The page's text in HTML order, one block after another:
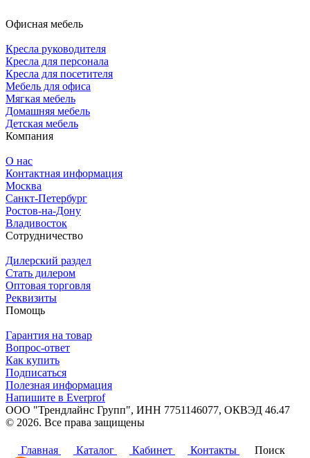
Офисная мебель
Кресла руководителя
Кресла для персонала
Кресла для посетителя
Мебель для офиса
Мягкая мебель
Домашняя мебель
Детская мебель
Компания
О нас
Контактная информация
Москва
Санкт-Петербург
Ростов-на-Дону
Владивосток
Сотрудничество
Дилерский раздел
Стать дилером
Оптовая торговля
Реквизиты
Помощь
Гарантия на товар
Вопрос-ответ
Как купить
Подписаться
Полезная информация
Напишите в Everprof
ООО "Трендлайнс Групп", ИНН 7751146077, ОКВЭД 46.47
© 2026. Все права защищены
Главная
Каталог Кабинет Контакты Поиск